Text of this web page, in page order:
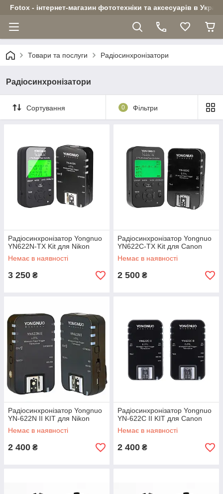
Fotox - інтернет-магазин фототехніки та аксесуарів в
Товари та послуги Радіосинхронізатори
Радіосинхронізатори
Сортування 0 Фільтри
Радіосинхронізатор Yongnuo
YN622N-TX Kit для Nikon
Немає в наявності
3 250 ₴
Радіосинхронізатор Yongnuo
YN622C-TX Kit для Canon
Немає в наявності
2 500 ₴
Радіосинхронізатор Yongnuo
YN-622N II KIT для Nikon
Немає в наявності
2 400 ₴
Радіосинхронізатор Yongnuo
YN-622C II KIT для Canon
Немає в наявності
2 400 ₴